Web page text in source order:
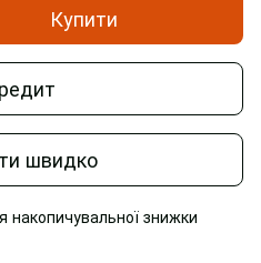
Купити
швидко
накопичувальної знижки